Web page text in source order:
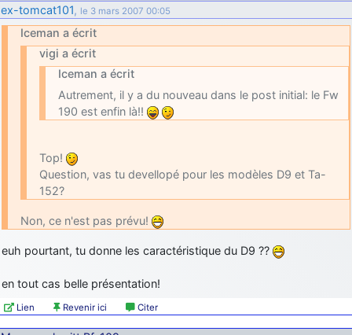
ex-tomcat101, le 3 mars 2007 00:05
Iceman a écrit
vigi a écrit
Iceman a écrit
Autrement, il y a du nouveau dans le post initial: le Fw
190 est enfin là!!
Top!
Question, vas tu devellopé pour les modèles D9 et Ta-
152?
Non, ce n'est pas prévu!
euh pourtant, tu donne les caractéristique du D9 ??
en tout cas belle présentation!
Lien Revenir ici Citer